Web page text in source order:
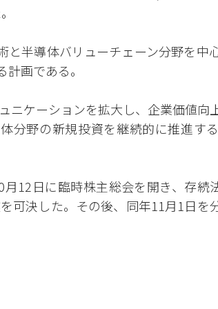
と半導体バリューチェーン分野を中
画である。
ニケーションを拡大し、企業価値向
分野の新規投資を継続的に推進す
12日に臨時株主総会を開き、存続
可決した。その後、同年11月1日を